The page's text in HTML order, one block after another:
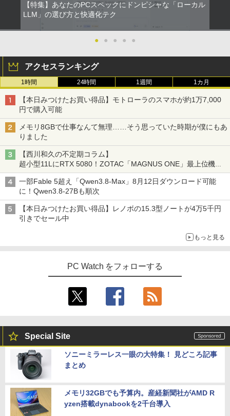
途上の王国 一号線を北上せよ モロッ
コ天涯編 [ 沢木耕太郎 ]
￥2,310
3
魔女と傭兵（9） 【電子書籍】[ 宮木真人
]
￥792
4
怪異の民俗学【全8巻】セット [ 小松 和
彦 ]
￥25,300
【特集】あなたのPCスペックにドンピシャな「ローカル
LLM」の選び方と快適化テク
● ● ● ● ●
アクセスランキング
1時間 24時間 1週間 1カ月
【本日みつけたお買い得品】モトローラのスマホが約1万7,000
円で購入可能
メモリ8GBで仕事なんて無理……そう思っていた時期が僕にもあ
りました
【西川和久の不定期コラム】
超小型11LにRTX 5080！ZOTAC「MAGNUS ONE」最上位機の
実力を探る
一部Fable 5超え「Qwen3.8-Max」8月12日ダウンロード可能
に！Qwen3.8-27Bも順次
【本日みつけたお買い得品】レノボの15.3型ノートが4万5千円
引きでセール中
もっと見る
PC Watch をフォローする
Special Site
ソニーミラーレス一眼の大特集！ 見どころ記事
まとめ
メモリ32GBでも予算内。産経新聞社がAMD R
yzen搭載dynabookを2千台導入